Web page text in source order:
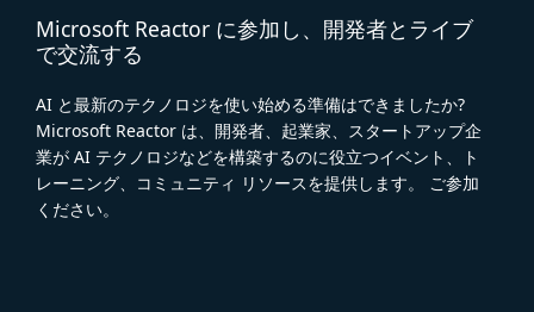
Microsoft Reactor に参加し、開発者とライブ
で交流する
AI と最新のテクノロジを使い始める準備はできましたか?
Microsoft Reactor は、開発者、起業家、スタートアップ企
業が AI テクノロジなどを構築するのに役立つイベント、ト
レーニング、コミュニティ リソースを提供します。 ご参加
ください。